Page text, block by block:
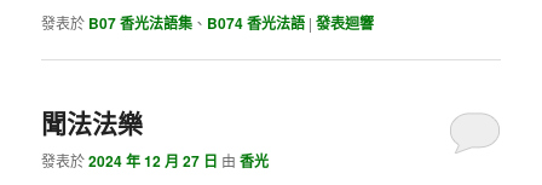
發表於 B07 香光法語集 、 B074 香光法語 |發表迴響
聞法法樂
發表於2024 年 12 月 27 日 由香光